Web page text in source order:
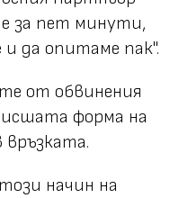
за пет минути,
и да опитаме пак".
от обвинения
форма на
начин на